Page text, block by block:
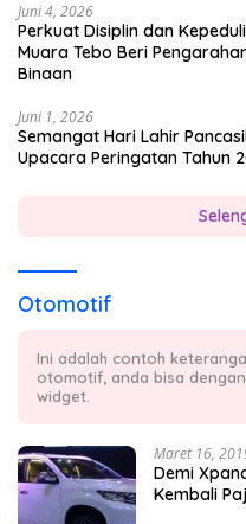
Juni 4, 2026
Perkuat Disiplin dan
Muara Tebo Beri
Binaan
Juni 1, 2026
Semangat Hari Lahir
Upacara Peringatan Tahun
Otomotif
Ini adalah contoh
otomotif, anda bisa
widget.
Maret 16,
Demi
Kembali